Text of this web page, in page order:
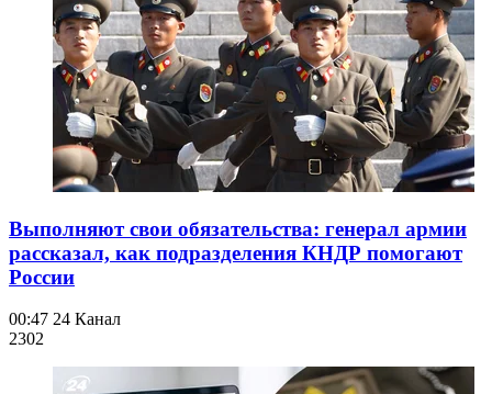
Выполняют свои обязательства: генерал армии
рассказал, как подразделения КНДР помогают
России
00:47 24 Канал
2302